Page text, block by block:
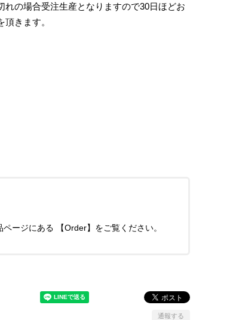
れの場合受注生産となりますので30日ほどお
頂きます。
ージにある 【Order】をご覧ください。
通報する